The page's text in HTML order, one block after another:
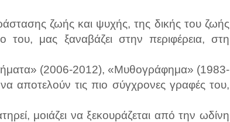
ζωής και ψυχής, της δικής του ζωής
μας ξαναβάζει στην περιφέρεια, στη
(2006-2012), «Μυθογράφημα» (1983-
αποτελούν τις πιο σύγχρονες γραφές του,
μοιάζει να ξεκουράζεται από την ωδίνη